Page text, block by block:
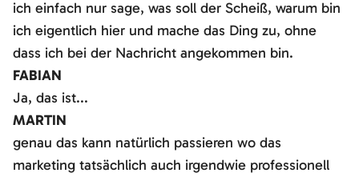
ich einfach nur sage, was soll der Scheiß, warum bin
ich eigentlich hier und mache das Ding zu, ohne
dass ich bei der Nachricht angekommen bin.
FABIAN
Ja, das ist...
MARTIN
genau das kann natürlich passieren wo das
marketing tatsächlich auch irgendwie professionell